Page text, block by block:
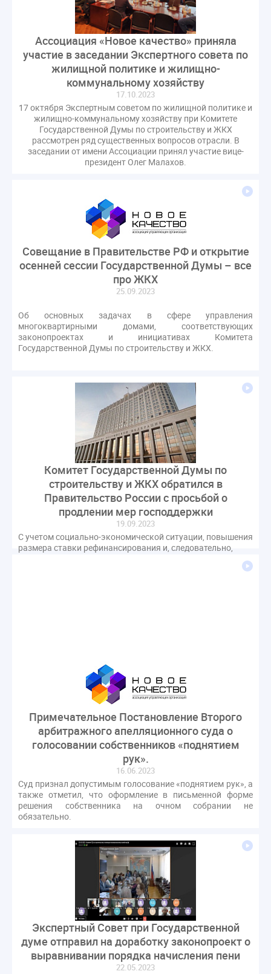
Ассоциация «Новое качество» приняла
участие в заседании Экспертного совета по
жилищной политике и жилищно-
коммунальному хозяйству
17.10.2023
17 октября Экспертным советом по жилищной политике и
жилищно-коммунальному хозяйству при Комитете
Государственной Думы по строительству и ЖКХ
рассмотрен ряд существенных вопросов отрасли. В
заседании от имени Ассоциации принял участие вице-
президент Олег Малахов.
Совещание в Правительстве РФ и открытие
осенней сессии Государственной Думы – все
про ЖКХ
25.09.2023
Об основных задачах в сфере управления
многоквартирными домами, соответствующих
законопроектах и инициативах Комитета
Государственной Думы по строительству и ЖКХ.
Комитет Государственной Думы по
строительству и ЖКХ обратился в
Правительство России с просьбой о
продлении мер господдержки
19.09.2023
С учетом социально-экономической ситуации, повышения
размера ставки рефинансирования и, следовательно,
Примечательное Постановление Второго
арбитражного апелляционного суда о
голосовании собственников «поднятием
рук».
16.06.2023
Суд признал допустимым голосование «поднятием рук», а
также отметил, что оформление в письменной форме
решения собственника на очном собрании не
обязательно.
Экспертный Совет при Государственной
думе отправил на доработку законопроект о
выравнивании порядка начисления пени
22.05.2023